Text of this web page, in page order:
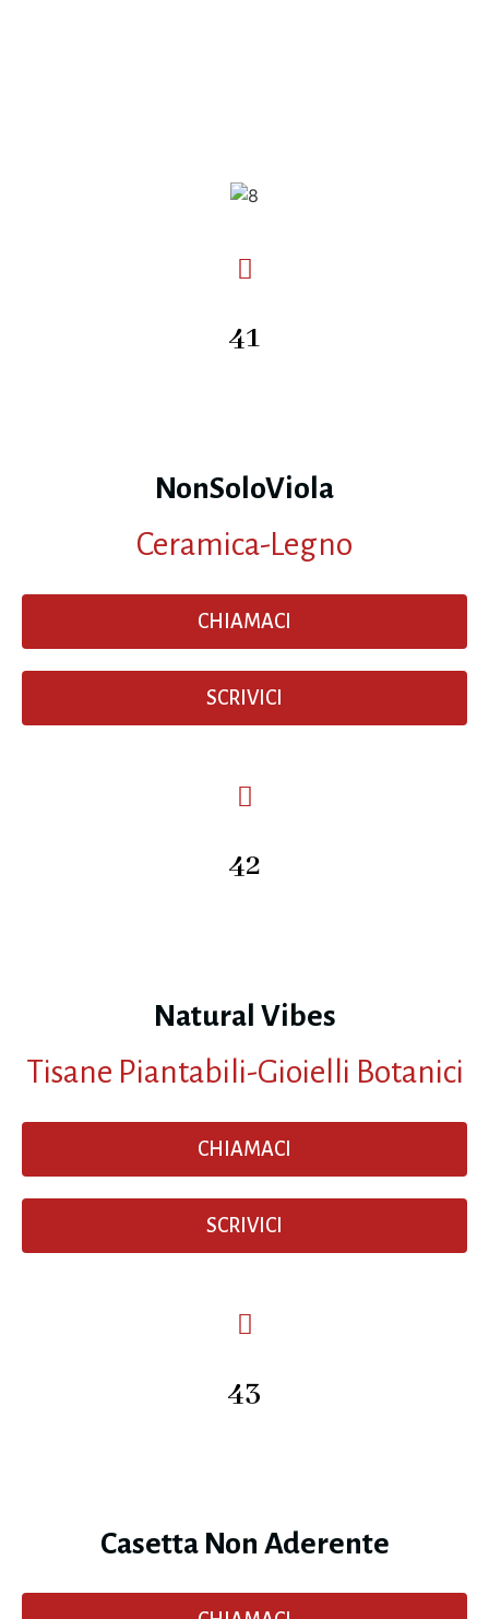
41
NonSoloViola
Ceramica-Legno
CHIAMACI
SCRIVICI
42
Natural Vibes
Tisane Piantabili-Gioielli Botanici
CHIAMACI
SCRIVICI
43
Casetta Non Aderente